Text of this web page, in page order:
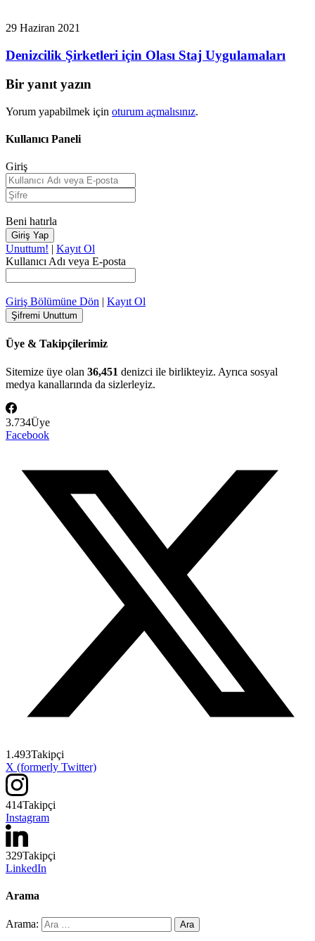
29 Haziran 2021
Denizcilik Şirketleri için Olası Staj Uygulamaları
Bir yanıt yazın
Yorum yapabilmek için oturum açmalısınız.
Kullanıcı Paneli
Giriş
Beni hatırla
Unuttum! | Kayıt Ol
Kullanıcı Adı veya E-posta
Giriş Bölümüne Dön | Kayıt Ol
Üye & Takipçilerimiz
Sitemize üye olan 36,451 denizci ile birlikteyiz. Ayrıca sosyal
medya kanallarında da sizlerleyiz.
3.734Üye
Facebook
1.493Takipçi
X (formerly Twitter)
414Takipçi
Instagram
329Takipçi
LinkedIn
Arama
Arama: